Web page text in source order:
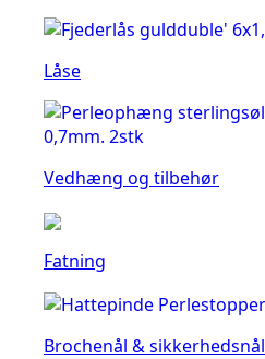
Låse
Vedhæng og tilbehør
Fatning
Brochenål & sikkerhedsnål